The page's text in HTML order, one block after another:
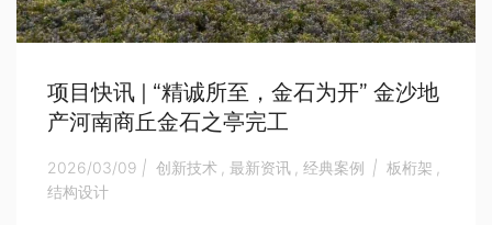
项目快讯 | “精诚所至，金石为开” 金沙地
产河南商丘金石之亭完工
2026/03/09 | 创新技术 最新资讯 经典案例 | 板桁架
结构设计